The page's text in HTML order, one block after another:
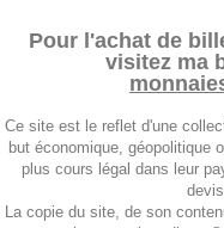
Pour l'achat de
visitez ma
Ce site est le reflet d'une
but économique, géopolitique
plus cours légal dans leur
La copie du site, de son